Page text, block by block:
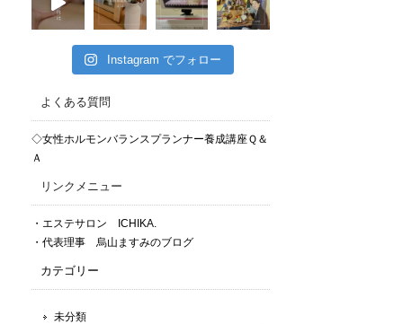
Instagram でフォロー
よくある質問
◇女性ホルモンバランスプランナー養成講座Ｑ＆
Ａ
リンクメニュー
・エステサロン ICHIKA.
・代表理事 烏山ますみのブログ
カテゴリー
未分類